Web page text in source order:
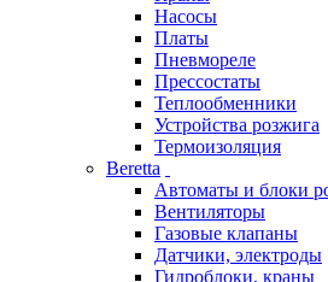
Насосы
Платы
Пневмореле
Прессостаты
Теплообменники
Устройства розжига
Термоизоляция
Beretta
Автоматы и блоки
Вентиляторы
Газовые клапаны
Датчики, электроды
Гидроблоки, краны